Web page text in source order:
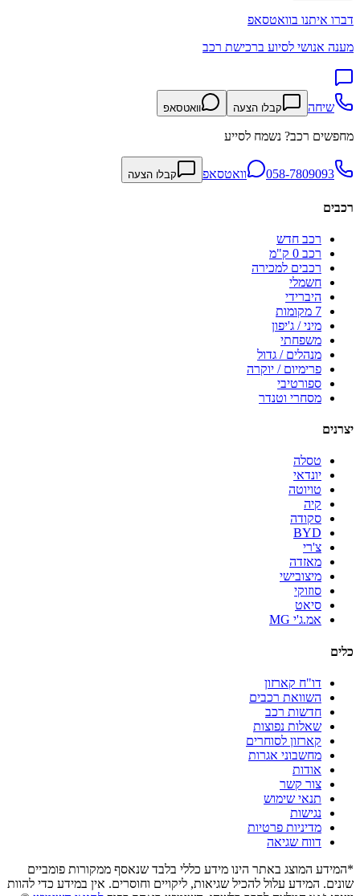
דברו איתנו בוואטסאפ
מענה אנושי לסיוע ברכישת רכב
שיחה קבלו הצעה וואטסאפ
מחפשים רכב? נשמח לסייע
058-7809093 וואטסאפ קבלו הצעה
רכבים
רכב חדש
רכב 0 ק"מ
רכבים למכירה
חשמלי
היברידי
7 מקומות
מיני / ג'יפון
משפחתי
מנהלים / גדול
פרימיום / יוקרה
ספורטיבי
מסחרי וטנדר
יצרנים
טסלה
יונדאי
טויוטה
קיה
סקודה
BYD
צ'רי
מאזדה
מיצובישי
סוזוקי
סיאט
אמ.ג'י MG
כלים
דו"ח קארזון
השוואת רכבים
חדשות רכב
שאלות נפוצות
קארזון לסוחרים
מחשבוני אגרות
אודות
צור קשר
תנאי שימוש
נגישות
מדיניות פרטיות
דווח שגיאה
*המידע המוצג באתר הינו מידע כללי בלבד שנאסף ממקורות פומביים
שונים. המידע עלול להכיל שגיאות, ליקויים וחוסרים. אין במידע כדי להוות